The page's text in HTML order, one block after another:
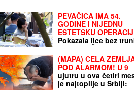
PEVAČICA IMA 54.
GODINE I NIJEDNU
ESTETSKU
Pokazala lice bez
šminke: "Šta da
operišem? Takva sam
kakva sam!"
(MAPA) CELA
POD ALARMOM! U 9
ujutru u ova četiri
je najtoplije u Srbiji: